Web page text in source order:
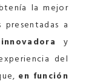
la mejor
a
y
del
en función